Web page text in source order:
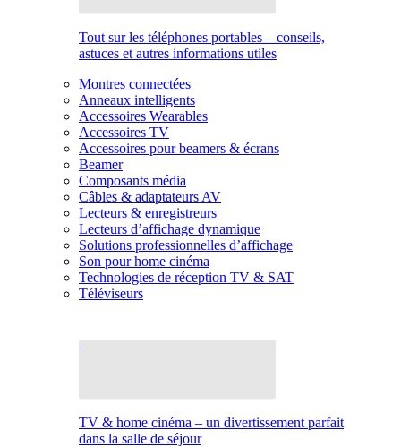
Tout sur les téléphones portables – conseils,
astuces et autres informations utiles
Montres connectées
Anneaux intelligents
Accessoires Wearables
Accessoires TV
Accessoires pour beamers & écrans
Beamer
Composants média
Câbles & adaptateurs AV
Lecteurs & enregistreurs
Lecteurs d’affichage dynamique
Solutions professionnelles d’affichage
Son pour home cinéma
Technologies de réception TV & SAT
Téléviseurs
TV & home cinéma – un divertissement parfait
dans la salle de séjour